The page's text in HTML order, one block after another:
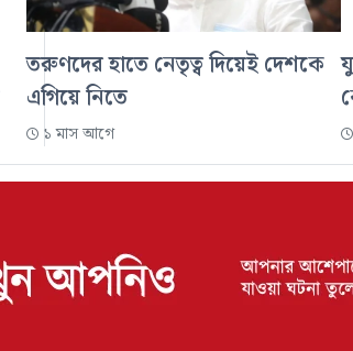
তরুণদের হাতে নেতৃত্ব দিয়েই দেশকে
এগিয়ে নিতে
১ মাস আগে